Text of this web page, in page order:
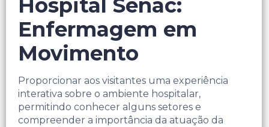
Hospital Senac:
Enfermagem em
Movimento
Proporcionar aos visitantes uma experiência
interativa sobre o ambiente hospitalar,
permitindo conhecer alguns setores e
compreender a importância da atuação da